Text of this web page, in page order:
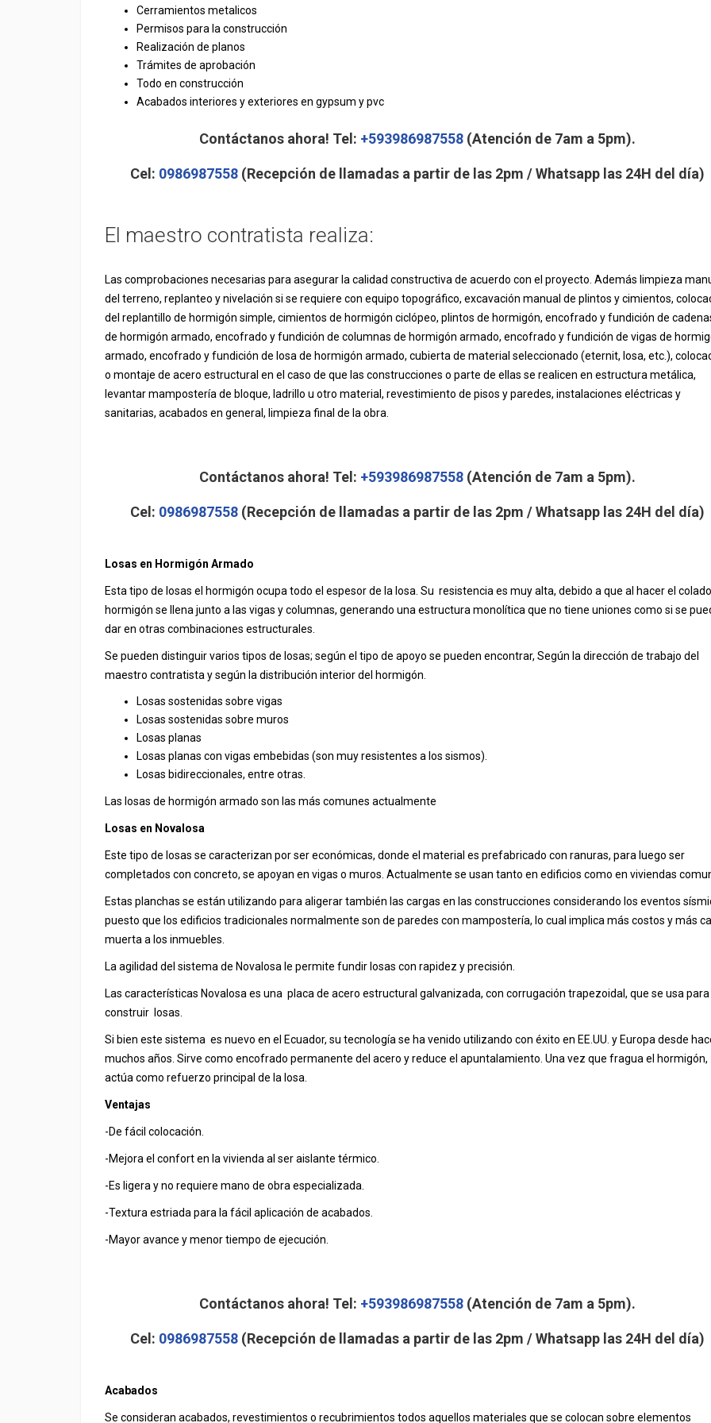
Cerramientos metalicos
Permisos para la construcción
Realización de planos
Trámites de aprobación
Todo en construcción
Acabados interiores y exteriores en gypsum y pvc
Contáctanos ahora! Tel: +593986987558(Atención de 7am a 5pm).
Cel: 0986987558(Recepción de llamadas a partir de las 2pm / Whatsapp las 24H del día)
El maestro contratista realiza:
Las comprobaciones necesarias para asegurar la calidad constructiva de acuerdo con el proyecto. Además limpieza
del terreno, replanteo y nivelación si se requiere con equipo topográfico, excavación manual de plintos y cimientos,
del replantillo de hormigón simple, cimientos de hormigón ciclópeo, plintos de hormigón, encofrado y fundición de
de hormigón armado, encofrado y fundición de columnas de hormigón armado, encofrado y fundición de vigas de
armado, encofrado y fundición de losa de hormigón armado, cubierta de material seleccionado (eternit, losa, etc.),
o montaje de acero estructural en el caso de que las construcciones o parte de ellas se realicen en estructura metálica,
levantar mampostería de bloque, ladrillo u otro material, revestimiento de pisos y paredes, instalaciones eléctricas y
sanitarias, acabados en general, limpieza final de la obra.
Contáctanos ahora! Tel: +593986987558(Atención de 7am a 5pm).
Cel: 0986987558(Recepción de llamadas a partir de las 2pm / Whatsapp las 24H del día)
Losas en Hormigón Armado
Esta tipo de losas el hormigón ocupa todo el espesor de la losa. Su resistencia es muy alta, debido a que al hacer el
hormigón se llena junto a las vigas y columnas, generando una estructura monolítica que no tiene uniones como si se
dar en otras combinaciones estructurales.
Se pueden distinguir varios tipos de losas; según el tipo de apoyo se pueden encontrar, Según la dirección de trabajo del
maestro contratista y según la distribución interior del hormigón.
Losas sostenidas sobre vigas
Losas sostenidas sobre muros
Losas planas
Losas planas con vigas embebidas (son muy resistentes a los sismos).
Losas bidireccionales, entre otras.
Las losas de hormigón armado son las más comunes actualmente
Losas en Novalosa
Este tipo de losas se caracterizan por ser económicas, donde el material es prefabricado con ranuras, para luego ser
completados con concreto, se apoyan en vigas o muros. Actualmente se usan tanto en edificios como en viviendas
Estas planchas se están utilizando para aligerar también las cargas en las construcciones considerando los eventos
puesto que los edificios tradicionales normalmente son de paredes con mampostería, lo cual implica más costos y más
muerta a los inmuebles.
La agilidad del sistema de Novalosa le permite fundir losas con rapidez y precisión.
Las características Novalosa es una placa de acero estructural galvanizada, con corrugación trapezoidal, que se usa para
construir losas.
Si bien este sistema es nuevo en el Ecuador, su tecnología se ha venido utilizando con éxito en EE.UU. y Europa desde
muchos años. Sirve como encofrado permanente del acero y reduce el apuntalamiento. Una vez que fragua el hormigón,
actúa como refuerzo principal de la losa.
Ventajas
-De fácil colocación.
-Mejora el confort en la vivienda al ser aislante térmico.
-Es ligera y no requiere mano de obra especializada.
-Textura estriada para la fácil aplicación de acabados.
-Mayor avance y menor tiempo de ejecución.
Contáctanos ahora! Tel: +593986987558(Atención de 7am a 5pm).
Cel: 0986987558(Recepción de llamadas a partir de las 2pm / Whatsapp las 24H del día)
Acabados
Se consideran acabados, revestimientos o recubrimientos todos aquellos materiales que se colocan sobre elementos